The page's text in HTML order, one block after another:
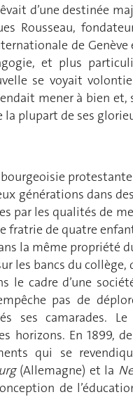
d’une destinée
Rousseau,
de
et plus
se voyait
mener à bien
la plupart de ses
générations dans
par les qualités de
fratrie de quatre
la même propriété
les bancs du collège,
le cadre d’une
pas de
ses camarades.
horizons. En 1899,
qui se
(Allemagne) et la
de